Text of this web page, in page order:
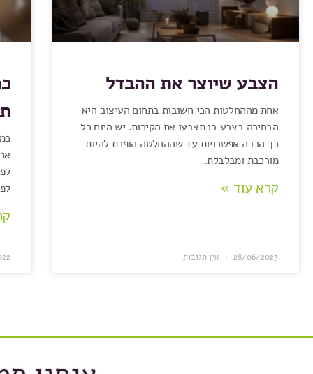
הצבע שיוצר את ההבדל
אחת מההחלטות הכי חשובות בתחום העיצוב היא
הבחירה בצבע בו תצבעו את הקירות. יש היום כל
כך הרבה אפשרויות עד שההחלטה הופכת להיות
מורכבת ומבלבלת.
קרא עוד »
28/06/2023 אין תגובות